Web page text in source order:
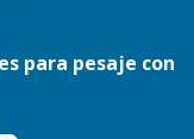
para pesaje con